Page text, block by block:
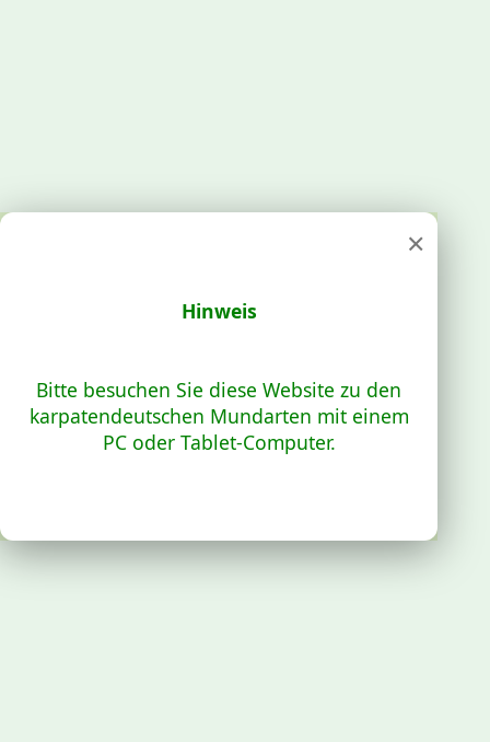
×
Hinweis
Bitte besuchen Sie diese Website zu den
karpatendeutschen Mundarten mit einem
PC oder Tablet-Computer.